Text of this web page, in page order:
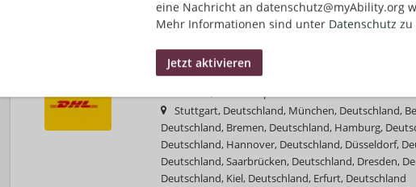
eine Nachricht an datenschutz@myAbility.org
Mehr Informationen sind unter Datenschutz zu
Einkauf/Logistik | Sonstiges | Deutsch | Führerschein
Ausbildung Berufskraftfahrer/-in (m/w/d) in
Stuttgart, Deutschland, München, Deutschland,
Deutschland, Bremen, Deutschland, Hamburg,
Deutschland, Hannover, Deutschland, Düsseldorf,
Deutschland, Saarbrücken, Deutschland, Dresden,
Deutschland, Kiel, Deutschland, Erfurt, Deutschland